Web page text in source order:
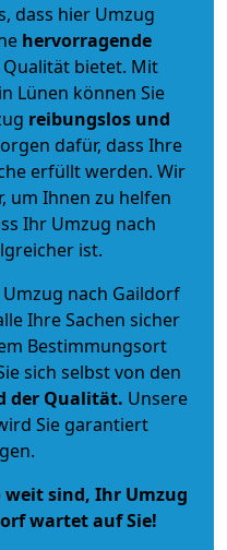
dass hier Umzug
hervorragende
bietet. Mit
Lünen können Sie
reibungslos und
dafür, dass Ihre
erfüllt werden. Wir
um Ihnen zu helfen
Ihr Umzug nach
ist.
nach Gaildorf
Ihre Sachen sicher
Bestimmungsort
sich selbst von den
der Qualität. Unsere
Sie garantiert
weit sind, Ihr Umzug
wartet auf Sie!